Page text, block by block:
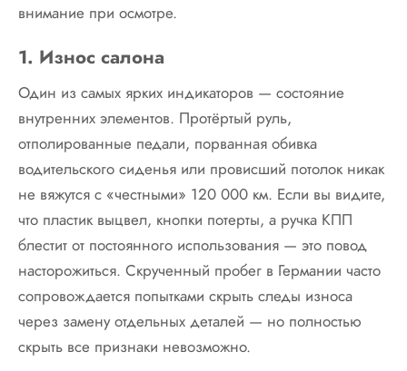
внимание при осмотре.
1. Износ салона
Один из самых ярких индикаторов — состояние
внутренних элементов. Протёртый руль,
отполированные педали, порванная обивка
водительского сиденья или провисший потолок никак
не вяжутся с «честными» 120 000 км. Если вы видите,
что пластик выцвел, кнопки потерты, а ручка КПП
блестит от постоянного использования — это повод
насторожиться. Скрученный пробег в Германии часто
сопровождается попытками скрыть следы износа
через замену отдельных деталей — но полностью
скрыть все признаки невозможно.